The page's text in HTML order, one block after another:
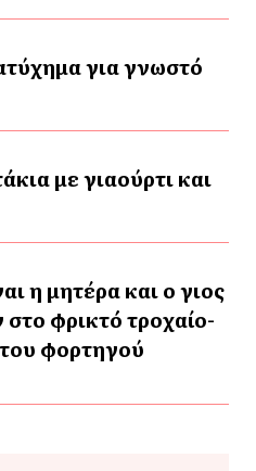
για γνωστό
με γιαούρτι και
η μητέρα και ο γιος
φρικτό τροχαίο-
φορτηγού